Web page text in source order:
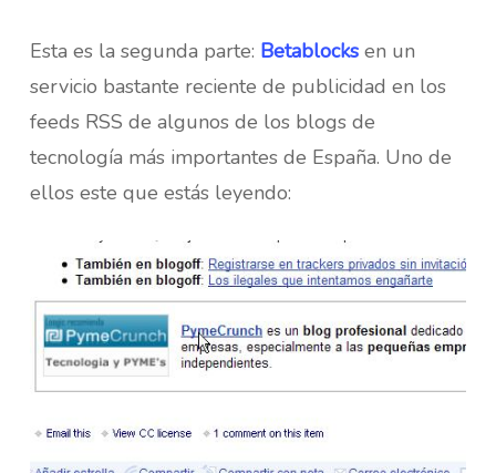
Esta es la segunda parte: Betablocksen un
servicio bastante reciente de publicidad en los
feeds RSS de algunos de los blogs de
tecnología más importantes de España. Uno de
ellos este que estás leyendo: